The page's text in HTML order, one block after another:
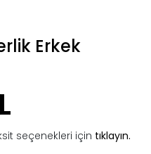
Erkek
seçenekleri için tıklayın.